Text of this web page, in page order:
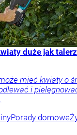
duże jak
mieć kwiaty o
i
Porady domowe